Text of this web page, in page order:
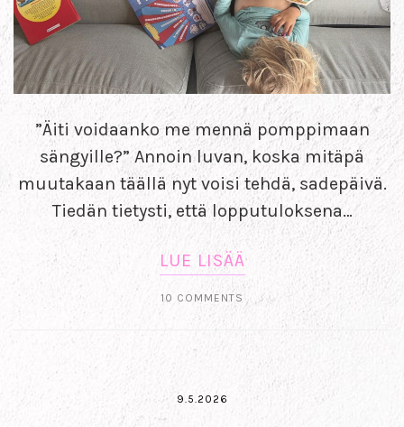
”Äiti voidaanko me mennä pomppimaan
sängyille?” Annoin luvan, koska mitäpä
muutakaan täällä nyt voisi tehdä, sadepäivä.
Tiedän tietysti, että lopputuloksena…
LUE LISÄÄ
10 COMMENTS
9.5.2026